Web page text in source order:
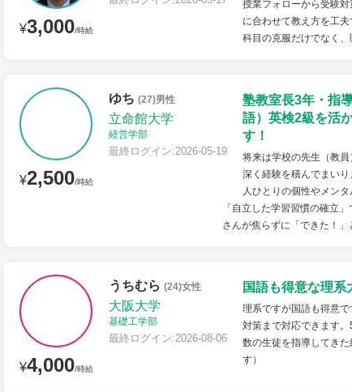
¥3,000/時給
授業フォローから受験
に合わせて教え方を工
科目の克服だけでなく
¥2,500/時給
ゆち (27)男性
立命館大学
経営学部
最終ログイン:2026-05-19
塾教室長3年・指
語）英検2級を活
す！
将来は学校の先生（教
深く経験を積んでまい
人ひとりの個性やメン
「自立した学習習慣の確立
さんが焦らずに「できた！
¥4,000/時給
うちむら (24)女性
大阪大学
基礎工学部
最終ログイン:2026-08-06
国語も得意な理系
理系ですが国語も得意
対策まで対応できます
数の生徒を指導してき
す）